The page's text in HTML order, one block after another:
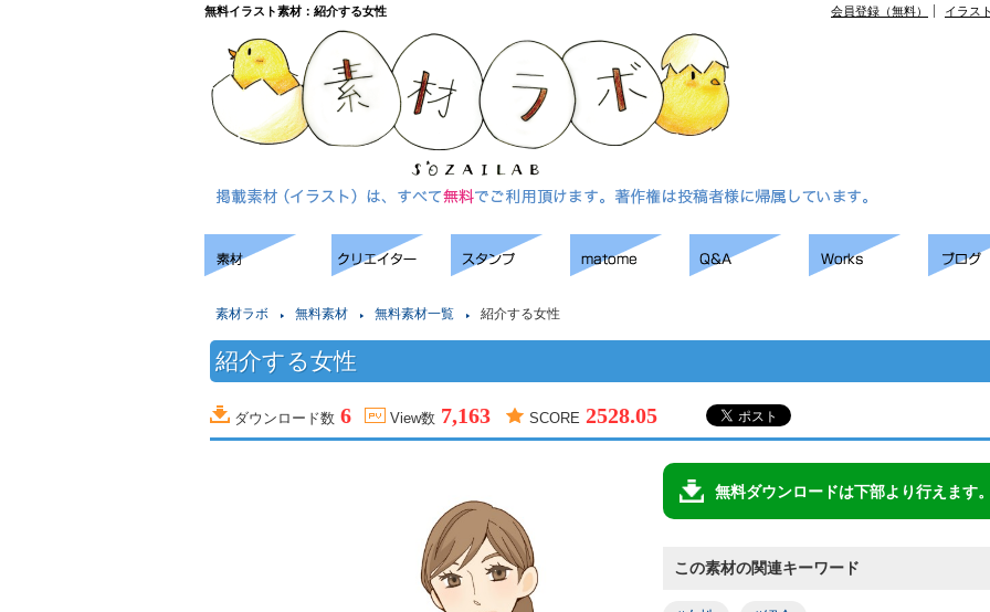
無料イラスト素材：紹介する女性 会員登録（無料） イラス
素材ラボ 無料素材 無料素材一覧 紹介する女性
紹介する女性
ダウンロード数 6 View数 7,163 SCORE 2528.05
無料ダウンロードは下部より行えます。
この素材の関連キーワード